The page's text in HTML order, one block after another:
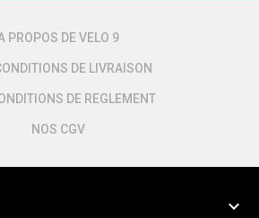
PROPOS DE VELO 9
DE LIVRAISON
DE REGLEMENT
NOS CGV
